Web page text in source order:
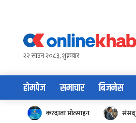
content२२ साउन २०८३, शुक्रबार
होमपेज समाचार बिजनेस
करदाता प्रोत्साहन संसद्